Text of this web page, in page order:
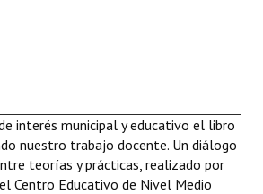
interés municipal y educativo el libro
nuestro trabajo docente. Un diálogo
teorías y prácticas, realizado por
Centro Educativo de Nivel Medio